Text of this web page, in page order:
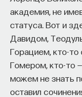
академия, не
статуса. Вот и
Давидом,
Горацием, кто-то
Гомером, кто-то
можем не знать
оставил